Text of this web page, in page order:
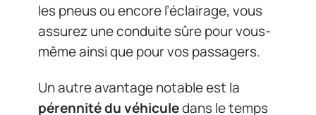
les pneus ou encore l’éclairage, vous
assurez une conduite sûre pour vous-
même ainsi que pour vos passagers.
Un autre avantage notable est la
pérennité du véhiculedans le temps